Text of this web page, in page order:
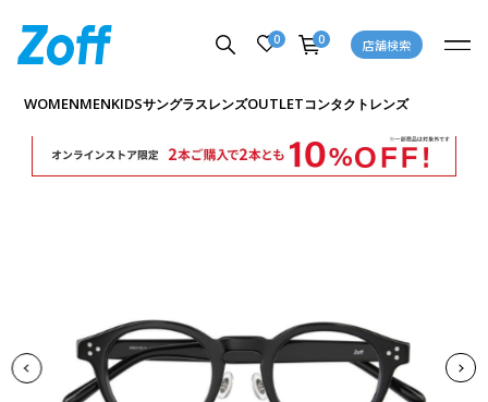
0 0 店舗検索
WOMENMENKIDSサングラスレンズOUTLETコンタクトレンズ
商品詳細ページへ